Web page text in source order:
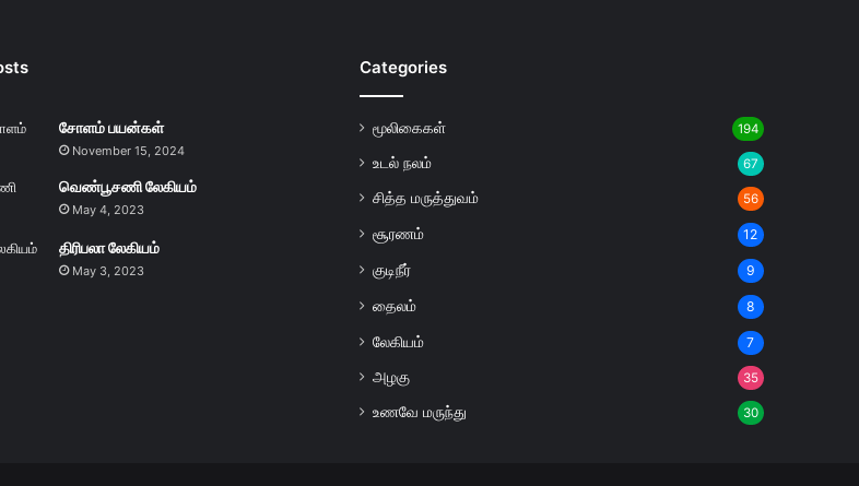
சோளம் பயன்கள்
November 15, 2024
வெண்பூசணி லேகியம்
May 4, 2023
திரிபலா லேகியம்
May 3, 2023
Categories
மூலிகைகள் 194
உடல் நலம் 67
சித்த மருத்துவம் 56
சூரணம் 12
குடிநீர் 9
தைலம் 8
லேகியம் 7
அழகு 35
உணவே மருந்து 30